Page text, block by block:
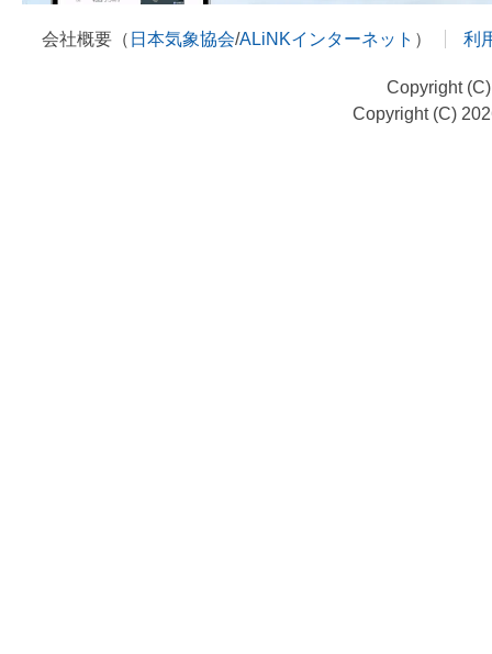
会社概要（ 日本気象協会/ALiNKインターネット ） 利
Copyright
Copyright (C)